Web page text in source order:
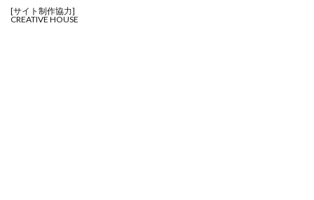
[サイト制作協力]
CREATIVE HOUSE